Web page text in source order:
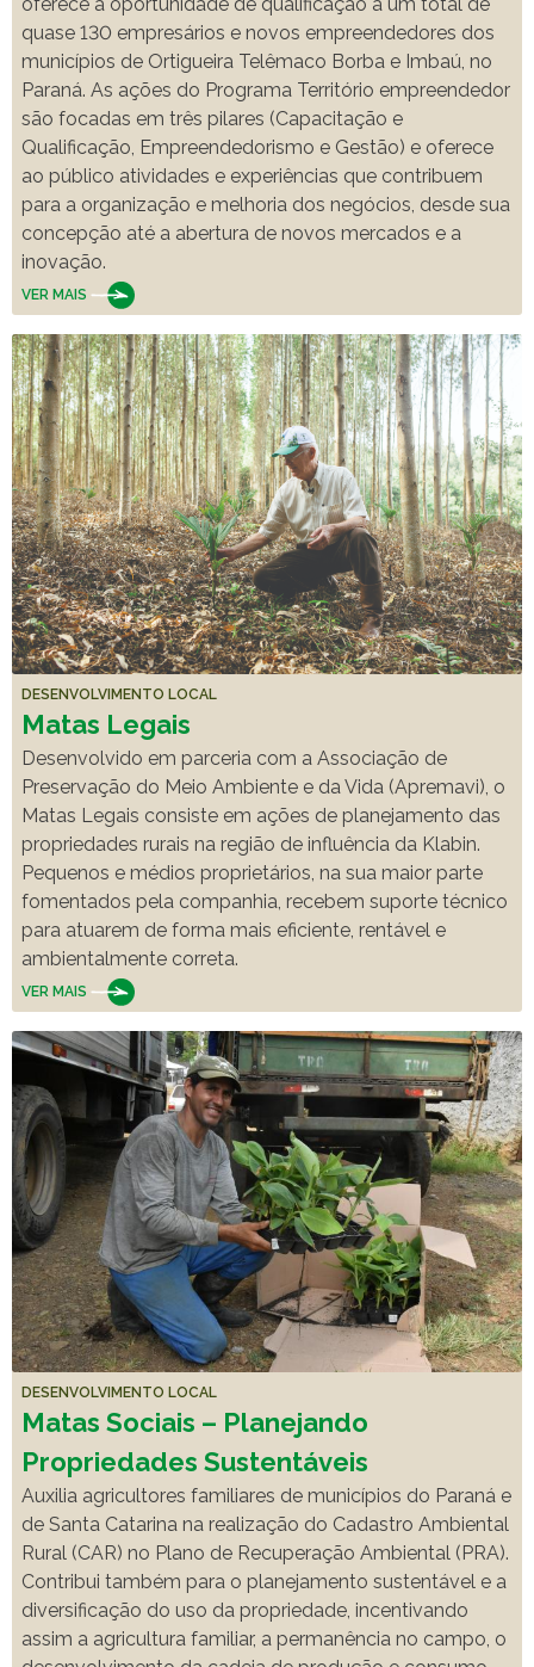
quase 130 empresários e novos empreendedores dos
municípios de Ortigueira Telêmaco Borba e Imbaú, no
Paraná. As ações do Programa Território empreendedor
são focadas em três pilares (Capacitação e
Qualificação, Empreendedorismo e Gestão) e oferece
ao público atividades e experiências que contribuem
para a organização e melhoria dos negócios, desde sua
concepção até a abertura de novos mercados e a
inovação.
VER MAIS
DESENVOLVIMENTO LOCAL
Matas Legais
Desenvolvido em parceria com a Associação de
Preservação do Meio Ambiente e da Vida (Apremavi), o
Matas Legais consiste em ações de planejamento das
propriedades rurais na região de influência da Klabin.
Pequenos e médios proprietários, na sua maior parte
fomentados pela companhia, recebem suporte técnico
para atuarem de forma mais eficiente, rentável e
ambientalmente correta.
VER MAIS
DESENVOLVIMENTO LOCAL
Matas Sociais – Planejando
Propriedades Sustentáveis
Auxilia agricultores familiares de municípios do Paraná e
de Santa Catarina na realização do Cadastro Ambiental
Rural (CAR) no Plano de Recuperação Ambiental (PRA).
Contribui também para o planejamento sustentável e a
diversificação do uso da propriedade, incentivando
assim a agricultura familiar, a permanência no campo, o